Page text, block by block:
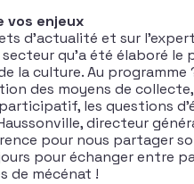
vos enjeux
d’actualité et sur
qu’a été élaboré le
la culture. Au programme
des moyens de
les questions
directeur
pour nous partager
pour échanger entre
de mécénat !